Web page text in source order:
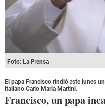
Foto: La Prensa
El papa Francisco rindió este lunes
italiano Carlo Maria Martini.
Francisco, un papa